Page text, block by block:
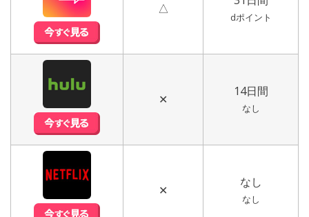
△
dポイント
✕
14日間
なし
✕
なし
なし